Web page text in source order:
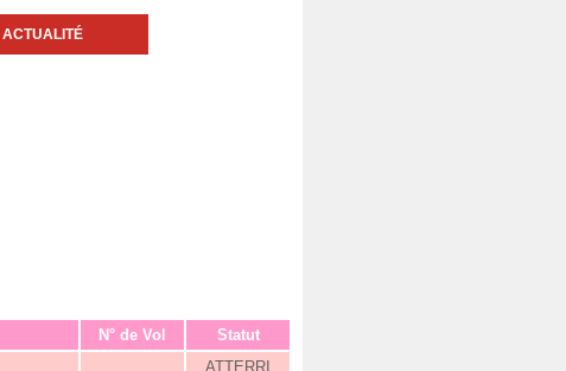
ACTUALITÉ
N° de Vol Statut
ATTERRI